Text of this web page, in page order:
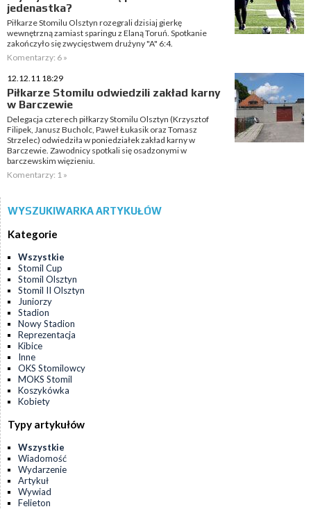
jedenastka?
Piłkarze Stomilu Olsztyn rozegrali dzisiaj gierkę
wewnętrzną zamiast sparingu z Elaną Toruń. Spotkanie
zakończyło się zwycięstwem drużyny "A" 6:4.
Komentarzy: 6 »
12.12.11 18:29
Piłkarze Stomilu odwiedzili zakład karny
w Barczewie
Delegacja czterech piłkarzy Stomilu Olsztyn (Krzysztof
Filipek, Janusz Bucholc, Paweł Łukasik oraz Tomasz
Strzelec) odwiedziła w poniedziałek zakład karny w
Barczewie. Zawodnicy spotkali się osadzonymi w
barczewskim więzieniu.
Komentarzy: 1 »
WYSZUKIWARKA ARTYKUŁÓW
Kategorie
Wszystkie
Stomil Cup
Stomil Olsztyn
Stomil II Olsztyn
Juniorzy
Stadion
Nowy Stadion
Reprezentacja
Kibice
Inne
OKS Stomilowcy
MOKS Stomil
Koszykówka
Kobiety
Typy artykułów
Wszystkie
Wiadomość
Wydarzenie
Artykuł
Wywiad
Felieton